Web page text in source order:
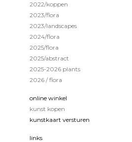
2022/koppen
2023/flora
2023/landscapes
2024/flora
2025/flora
2025/abstract
2025-2026 plants
2026 / flora
online winkel
kunst kopen
kunstkaart versturen
links